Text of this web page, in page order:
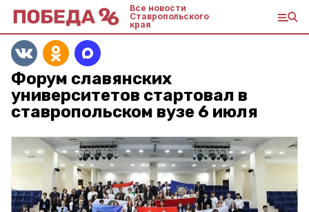
Все новости
Ставропольского
края
Форум славянских
университетов стартовал в
ставропольском вузе 6 июля